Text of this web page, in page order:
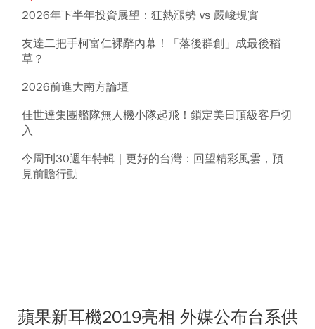
2026年下半年投資展望：狂熱漲勢 vs 嚴峻現實
友達二把手柯富仁裸辭內幕！「落後群創」成最後稻
草？
2026前進大南方論壇
佳世達集團艦隊無人機小隊起飛！鎖定美日頂級客戶切
入
今周刊30週年特輯｜更好的台灣：回望精彩風雲，預
見前瞻行動
蘋果新耳機2019亮相 外媒公布台系供